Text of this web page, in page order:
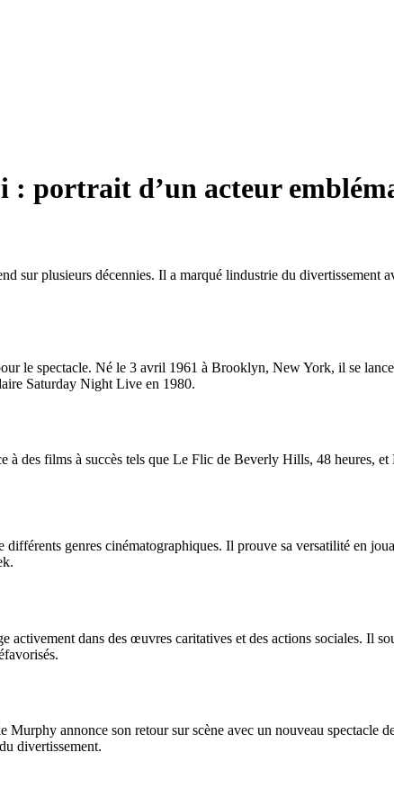
portrait d’un acteur
sur plusieurs décennies. Il a marqué lindustrie du divertissement
le spectacle. Né le 3 avril 1961 à Brooklyn, New York, il se
Saturday Night Live en 1980.
des films à succès tels que Le Flic de Beverly Hills, 48 heures,
genres cinématographiques. Il prouve sa versatilité en
dans des œuvres caritatives et des actions sociales. Il
Murphy annonce son retour sur scène avec un nouveau spectacle
divertissement.